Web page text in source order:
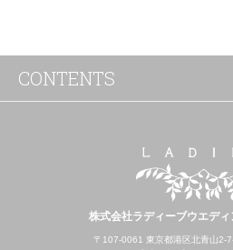
株式会社ラディーブウエデ
〒107-0061 東京都港区北青山2-
CONTENTS